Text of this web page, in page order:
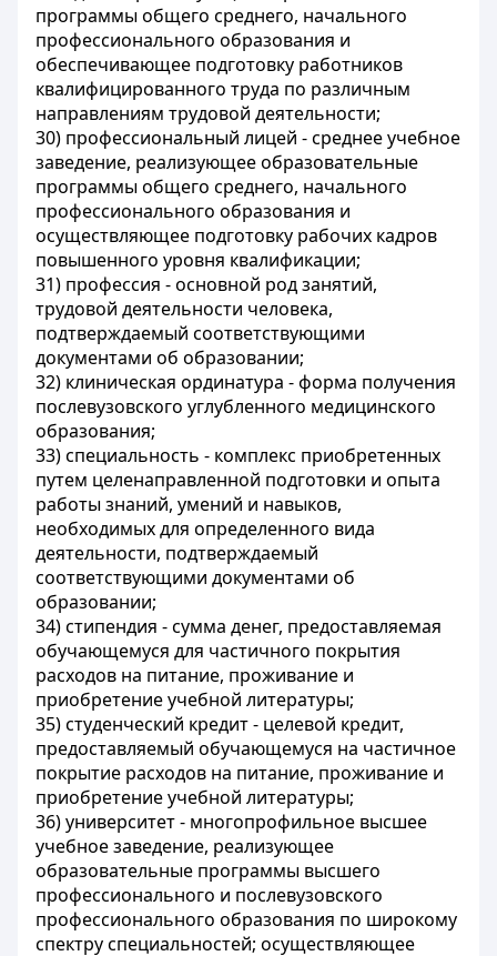
программы общего среднего, начального
профессионального образования и
обеспечивающее подготовку работников
квалифицированного труда по различным
направлениям трудовой деятельности;
30) профессиональный лицей - среднее учебное
заведение, реализующее образовательные
программы общего среднего, начального
профессионального образования и
осуществляющее подготовку рабочих кадров
повышенного уровня квалификации;
31) профессия - основной род занятий,
трудовой деятельности человека,
подтверждаемый соответствующими
документами об образовании;
32) клиническая ординатура - форма получения
послевузовского углубленного медицинского
образования;
33) специальность - комплекс приобретенных
путем целенаправленной подготовки и опыта
работы знаний, умений и навыков,
необходимых для определенного вида
деятельности, подтверждаемый
соответствующими документами об
образовании;
34) стипендия - сумма денег, предоставляемая
обучающемуся для частичного покрытия
расходов на питание, проживание и
приобретение учебной литературы;
35) студенческий кредит - целевой кредит,
предоставляемый обучающемуся на частичное
покрытие расходов на питание, проживание и
приобретение учебной литературы;
36) университет - многопрофильное высшее
учебное заведение, реализующее
образовательные программы высшего
профессионального и послевузовского
профессионального образования по широкому
спектру специальностей; осуществляющее